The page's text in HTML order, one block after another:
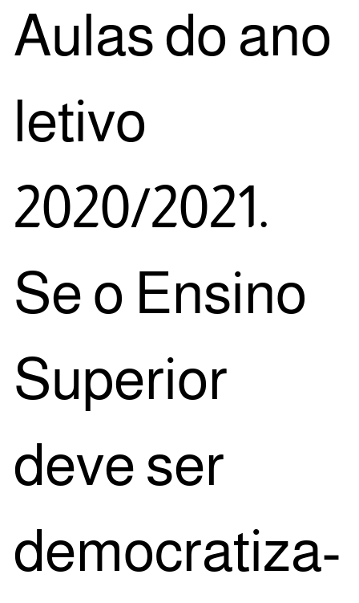
Aulas do ano
leti­vo
2020/2021.
Se o Ensi­no
Supe­ri­or
deve ser
demo­cra­ti­za­